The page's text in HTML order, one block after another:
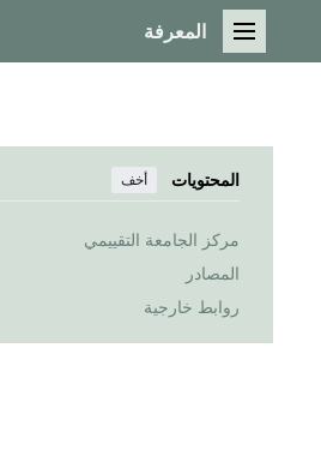
القائمة الرئيسية
المعرفة
المحتويات أخف
مركز الجامعة التقييمي
المصادر
روابط خارجية